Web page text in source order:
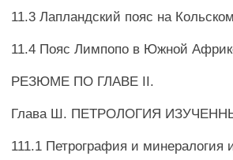
11.3 Лапландский пояс на
11.4 Пояс Лимпопо в Южной
РЕЗЮМЕ ПО ГЛАВЕ II.
Глава Ш. ПЕТРОЛОГИЯ
111.1 Петрография и минералогия